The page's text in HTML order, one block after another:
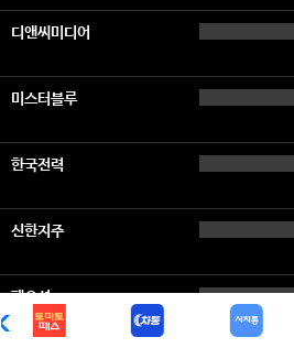
디앤씨미디어
미스터블루
한국전력
신한지주
팬오션